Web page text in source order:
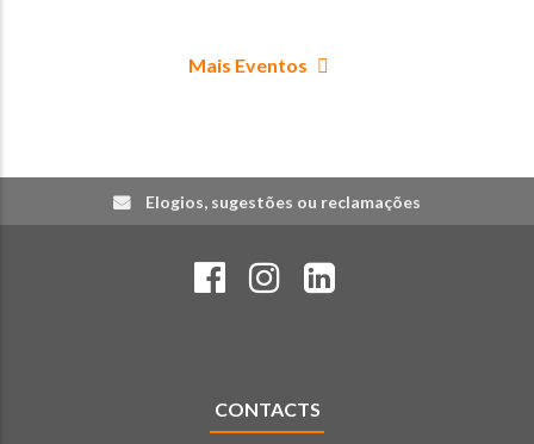
Mais Eventos
Elogios, sugestões ou reclamações
CONTACTS